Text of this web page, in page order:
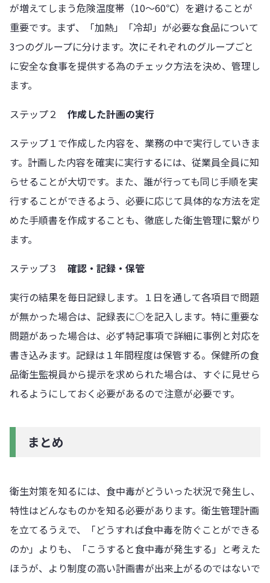
が増えてしまう危険温度帯（10～60℃）を避けることが
重要です。まず、「加熱」「冷却」が必要な食品について
3つのグループに分けます。次にそれぞれのグループごと
に安全な食事を提供する為のチェック方法を決め、管理し
ます。
ステップ２ 作成した計画の実行
ステップ１で作成した内容を、業務の中で実行していきま
す。計画した内容を確実に実行するには、従業員全員に知
らせることが大切です。また、誰が行っても同じ手順を実
行することができるよう、必要に応じて具体的な方法を定
めた手順書を作成することも、徹底した衛生管理に繋がり
ます。
ステップ３ 確認・記録・保管
実行の結果を毎日記録します。１日を通して各項目で問題
が無かった場合は、記録表に○を記入します。特に重要な
問題があった場合は、必ず特記事項で詳細に事例と対応を
書き込みます。記録は１年間程度は保管する。保健所の食
品衛生監視員から提示を求められた場合は、すぐに見せら
れるようにしておく必要があるので注意が必要です。
まとめ
衛生対策を知るには、食中毒がどういった状況で発生し、
特性はどんなものかを知る必要があります。衛生管理計画
を立てるうえで、「どうすれば食中毒を防ぐことができる
のか」よりも、「こうすると食中毒が発生する」と考えた
ほうが、より制度の高い計画書が出来上がるのではないで